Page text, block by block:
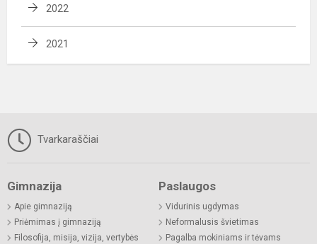
2022
2021
Tvarkaraščiai
Gimnazija
Apie gimnaziją
Priėmimas į gimnaziją
Filosofija, misija, vizija, vertybės
Paslaugos
Vidurinis ugdymas
Neformalusis švietimas
Pagalba mokiniams ir tėvams